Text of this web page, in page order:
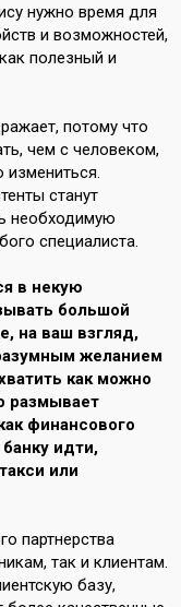
нужно время для
и возможностей,
полезный и
потому что
чем с человеком,
измениться.
станут
необходимую
специалиста.
в некую
большой
на ваш взгляд,
желанием
как можно
размывает
финансового
идти,
или
партнерства
так и клиентам.
базу,